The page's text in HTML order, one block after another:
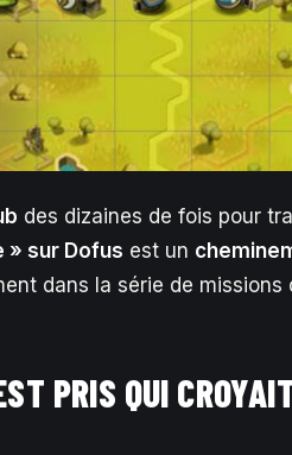
des dizaines de fois pour
» sur Dofus est un
dans la série de missions
PRIS QUI